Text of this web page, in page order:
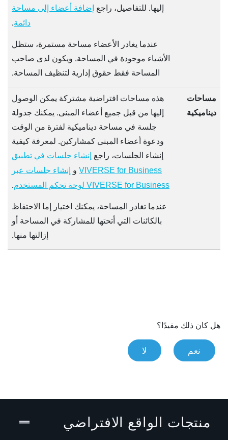
إليها. للتفاصيل، راجع إضافة أعضاء إلى مساحة
دائمة.
عندما يغادر الأعضاء مساحة مستمرة، ستظل
الأشياء موجودة في المساحة. ويكون لدى صاحب
المساحة فقط حقوق إدارية لتنظيف المساحة.
مساحات
ديناميكية
هذه مساحات افتراضية مشتركة يمكن الوصول
إليها من قبل جميع أعضاء المبنى. يمكنك جدولة
جلسة في مساحة ديناميكية لفترة من الوقت
ودعوة أعضاء المبنى كمشاركين. لمعرفة كيفية
إنشاء الجلسات، راجع إنشاء جلسات في تطبيق
VIVERSE for Business و إنشاء جلسات عبر
VIVERSE for Business لوحة تحكم المستخدم
.
عندما تغادر المساحة، يمكنك اختيار إما الاحتفاظ
بالكائنات التي أتحتها للمشاركة في المساحة أو
إزالتها منها.
هل كان ذلك مفيدًا؟
نعم لا
منتجات الواقع الافتراضي